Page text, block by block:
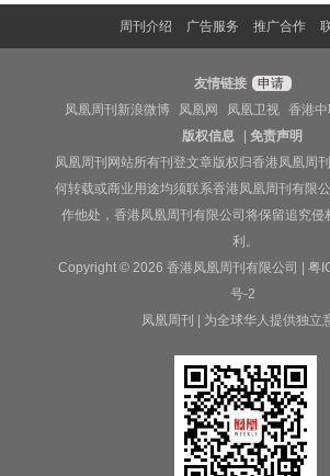
周刊介绍 广告服务 推广合作
友情链接 申请
凤凰周刊新浪微博
凤凰网 凤凰卫视 香港
版权信息
|免责声明
凤凰周刊网站所有刊登文章版权归香港凤凰周
何转载或商业用途均须联系香港凤凰周刊有限
作他处，香港凤凰周刊有限公司将保留追究侵
利。
Copyright © 2026 香港凤凰周刊有限公司 | 粤
号-2
凤凰周刊 | 为全球华人提供独立